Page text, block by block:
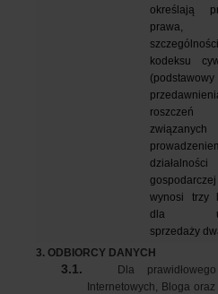
określają
szczególności
kodeksu
roszczeń
działalności
gospodarczej
wynosi trzy
dla
sprzedaży
3. ODBIORCY DANYCH
3.1.
Dla
Internetowych, Bloga